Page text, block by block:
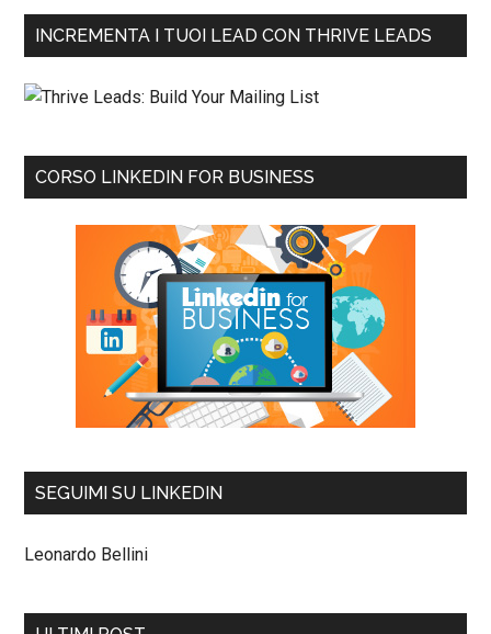
INCREMENTA I TUOI LEAD CON THRIVE LEADS
CORSO LINKEDIN FOR BUSINESS
SEGUIMI SU LINKEDIN
Leonardo Bellini